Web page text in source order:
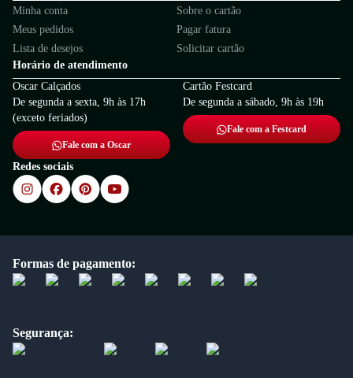
Minha conta
Meus pedidos
Lista de desejos
Sobre o cartão
Pagar fatura
Solicitar cartão
Horário de atendimento
Oscar Calçados
De segunda a sexta, 9h às 17h
(exceto feriados)
Fale com a Oscar
Cartão Festcard
De segunda a sábado, 9h às 19h
Fale com a Festcard
Redes sociais
Formas de pagamento:
Segurança: